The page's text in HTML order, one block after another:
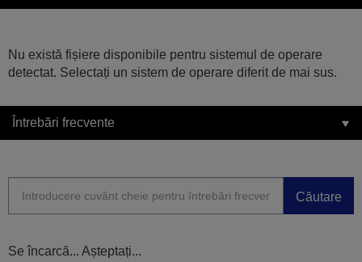
Nu există fișiere disponibile pentru sistemul de operare
detectat. Selectați un sistem de operare diferit de mai sus.
Întrebări frecvente
Căutare
Se încarcă... Așteptați...